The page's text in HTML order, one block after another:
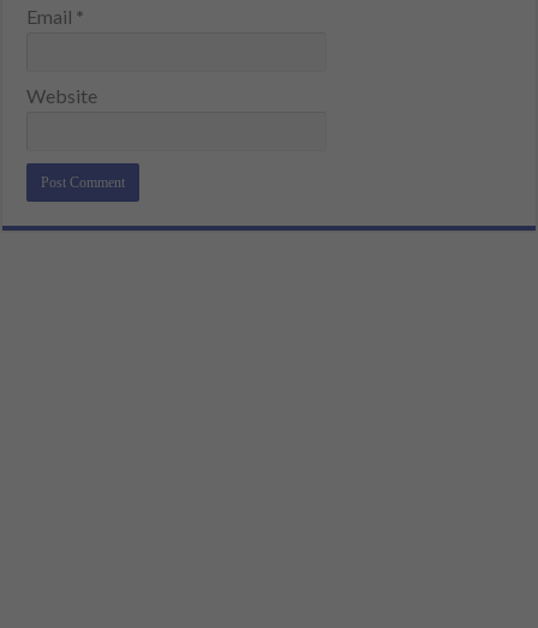
Email *
Website
Alternative: